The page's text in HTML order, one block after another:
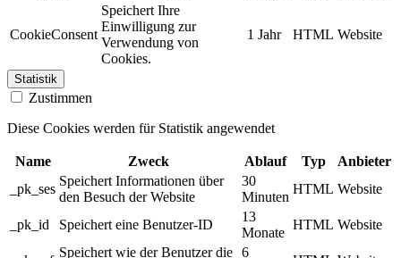
CookieConsent
Speichert Ihre
Einwilligung zur
Verwendung von
Cookies.
1 Jahr HTML Website
Statistik
Zustimmen
Diese Cookies werden für Statistik angewendet
Name Zweck Ablauf Typ
Anbieter
_pk_ses
Speichert Informationen über
den Besuch der Website
30
Minuten
HTML Website
_pk_id Speichert eine Benutzer-ID
13
Monate
HTML Website
Speichert wie der Benutzer die 6